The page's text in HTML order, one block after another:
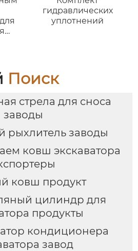
гидравлических
уплотнений
Поиск
стрела для сноса
заводы
рыхлитель заводы
ковш экскаватора
ковш продукт
цилиндр для
продукты
кондиционера
завод